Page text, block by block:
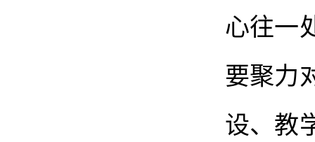
心往一
要聚力
设、教